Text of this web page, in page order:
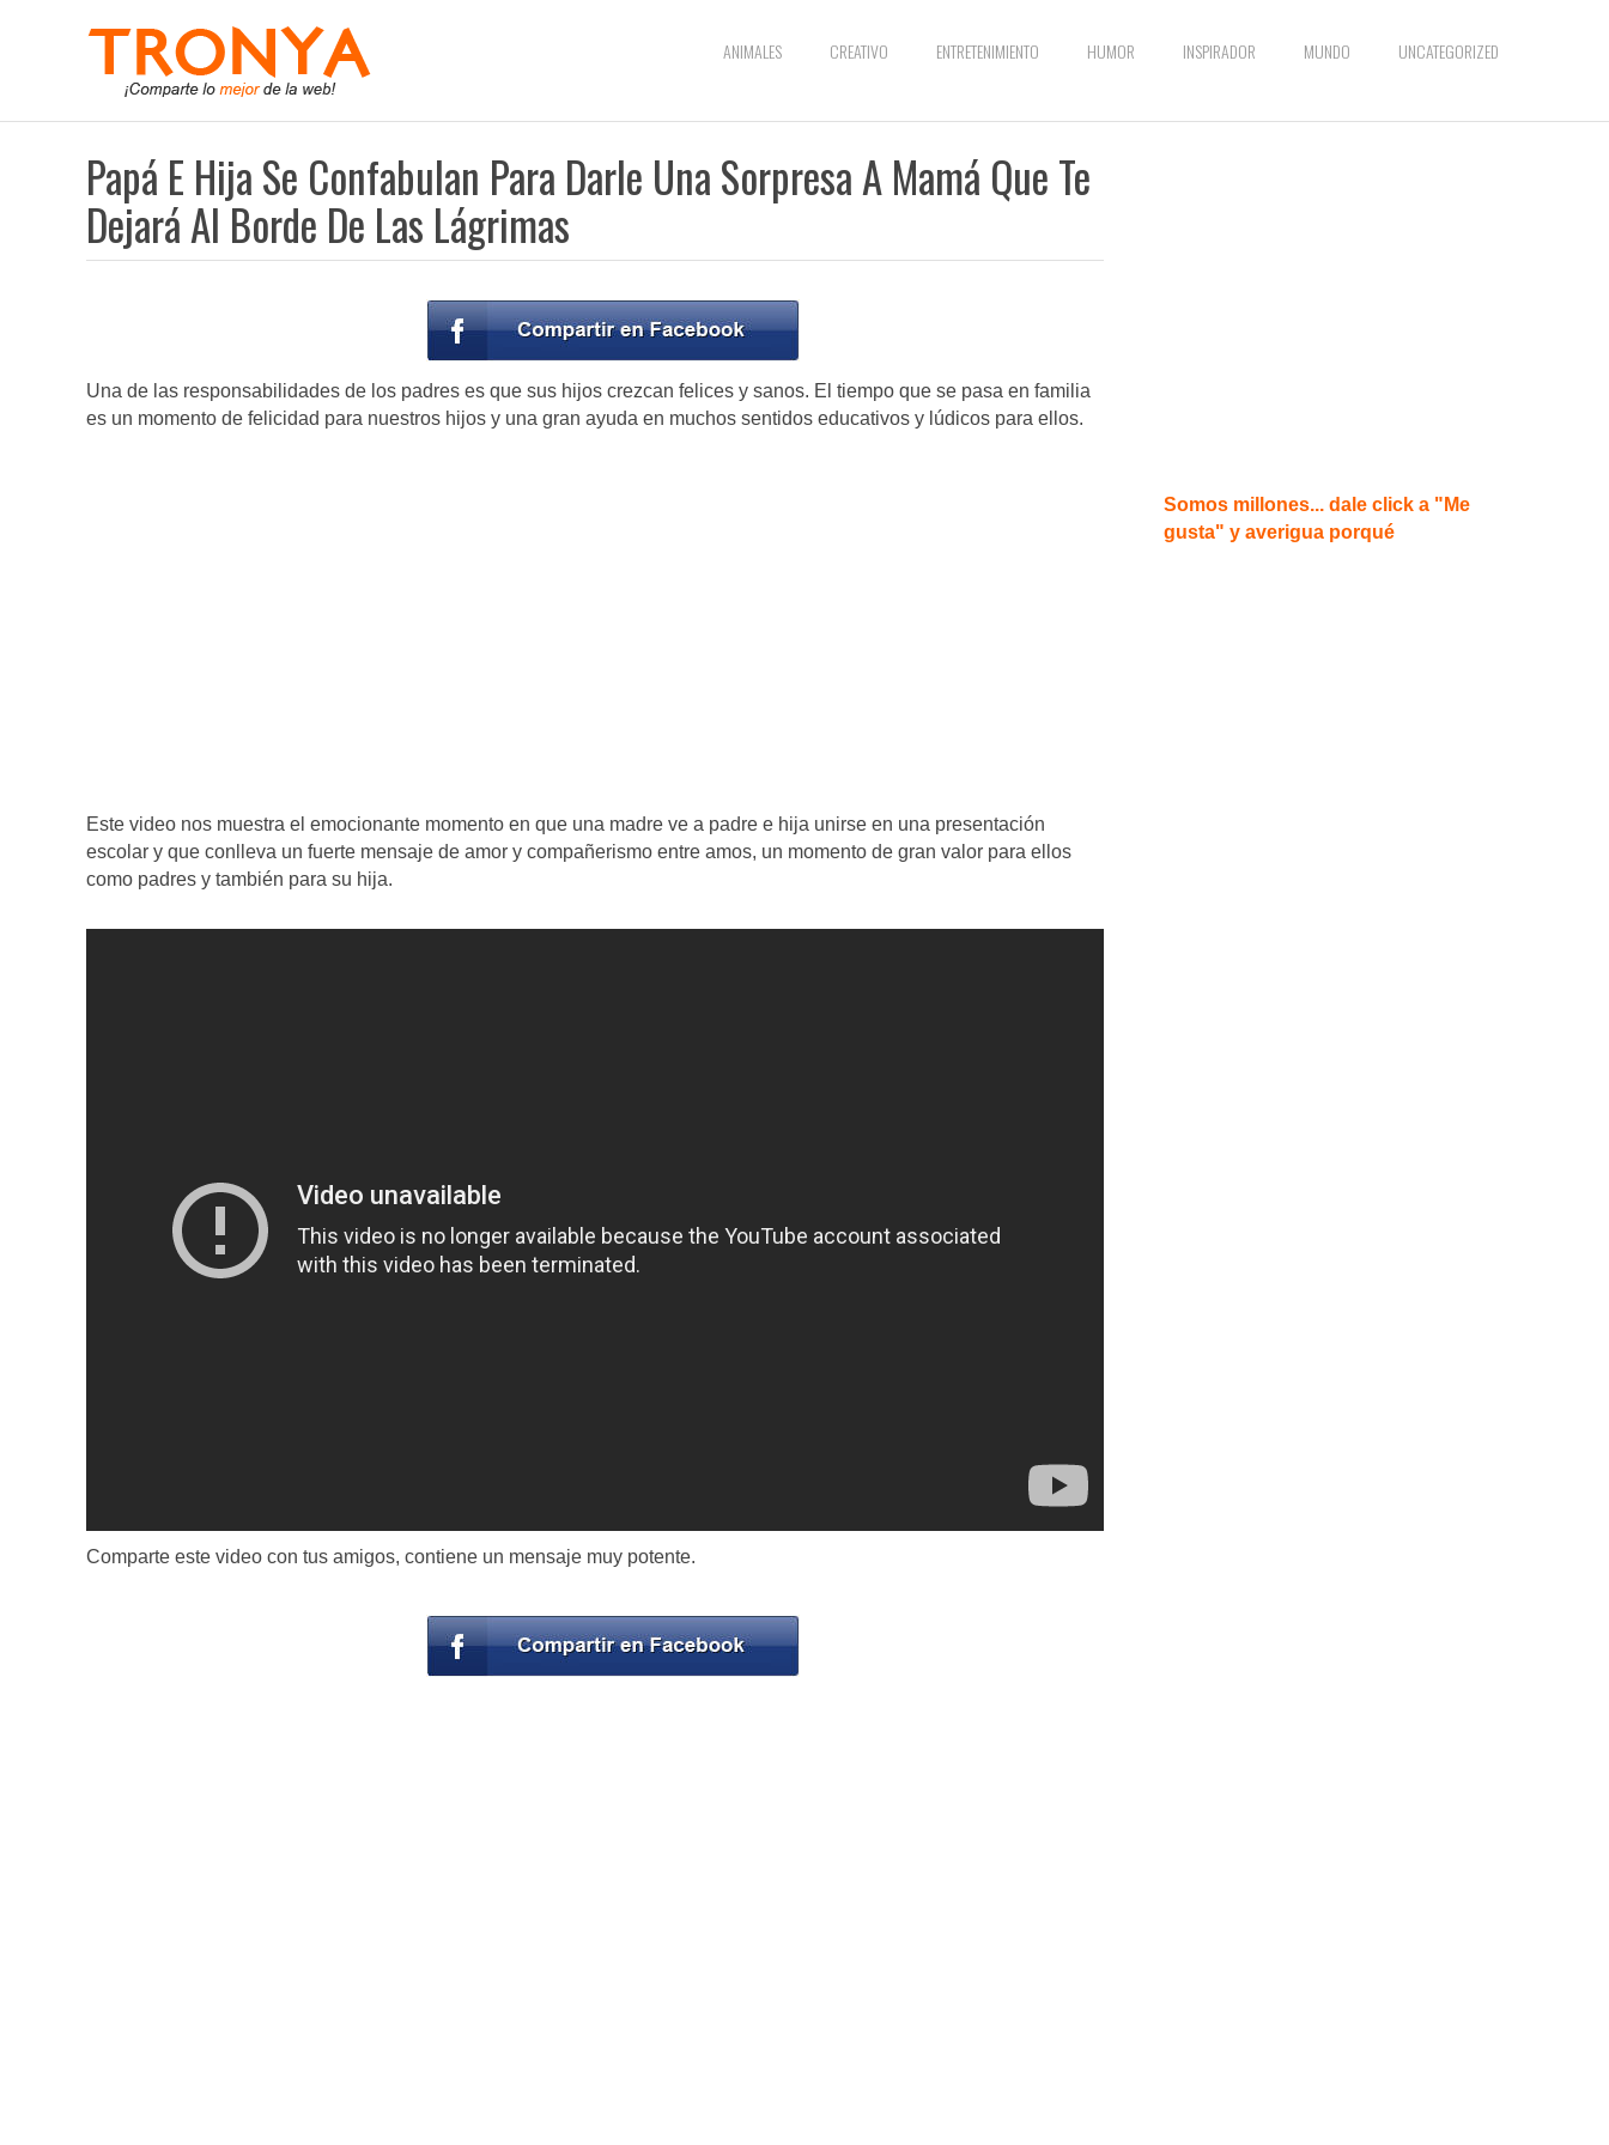
ANIMALES CREATIVO ENTRETENIMIENTO HUMOR INSPIRADOR MUNDO UNCATEGORIZED
Papá E Hija Se Confabulan Para Darle Una Sorpresa A Mamá Que Te
Dejará Al Borde De Las Lágrimas
Una de las responsabilidades de los padres es que sus hijos crezcan felices y sanos. El tiempo que se pasa en familia
es un momento de felicidad para nuestros hijos y una gran ayuda en muchos sentidos educativos y lúdicos para ellos.
Este video nos muestra el emocionante momento en que una madre ve a padre e hija unirse en una presentación
escolar y que conlleva un fuerte mensaje de amor y compañerismo entre amos, un momento de gran valor para ellos
como padres y también para su hija.
Comparte este video con tus amigos, contiene un mensaje muy potente.
Somos millones... dale click a "Me
gusta" y averigua porqué